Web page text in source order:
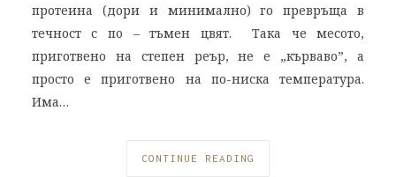
протеина (дори и минимално) го превръща в
течност с по – тъмен цвят. Така че месото,
приготвено на степен реър, не е „кърваво”, а
просто е приготвено на по-ниска температура.
Има…
CONTINUE READING